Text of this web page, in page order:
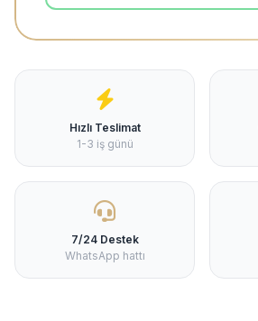
Hızlı Teslimat
1-3 iş günü
7/24 Destek
WhatsApp hattı